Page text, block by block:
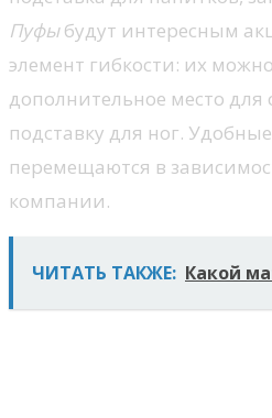
Пуфыбудут интересным
элемент гибкости: их
дополнительное место для
подставку для ног.
перемещаются в
компании.
ЧИТАТЬ ТАКЖЕ: Какой